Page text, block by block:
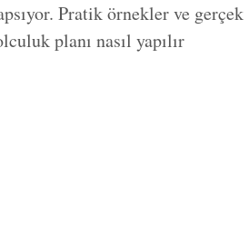
Pratik örnekler ve gerçek
planı nasıl yapılır